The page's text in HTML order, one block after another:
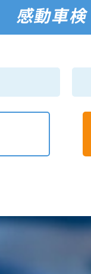
感動車検
検